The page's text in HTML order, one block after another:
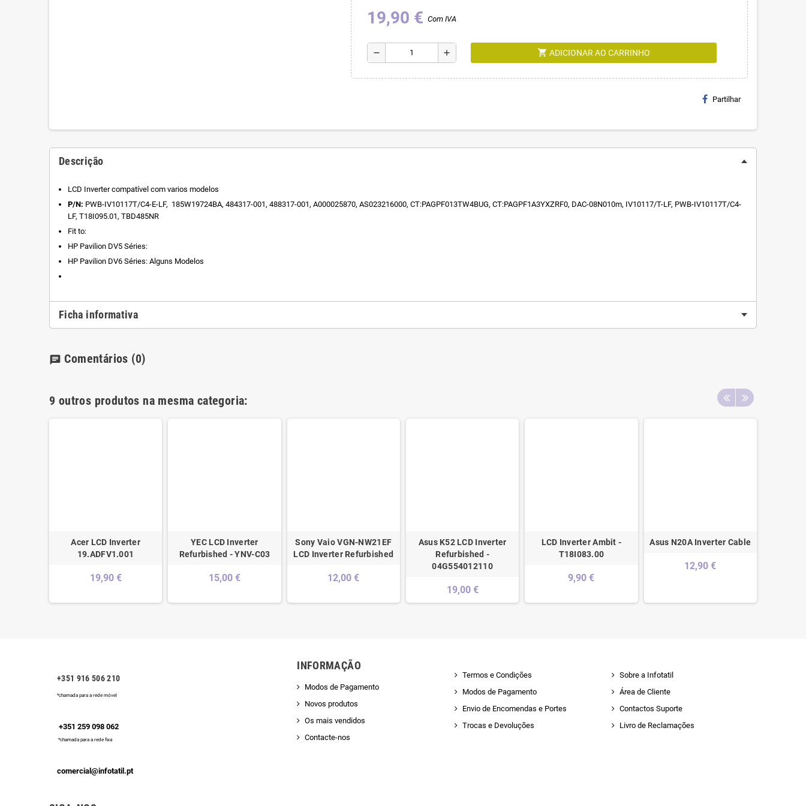
19,90 € Com IVA
remove add shopping_cart ADICIONAR AO CARRINHO
Partilhar
Descrição
LCD Inverter compatível com varios modelos
P/N: PWB-IV10117T/C4-E-LF, 185W19724BA, 484317-001, 488317-001, A000025870, AS023216000, CT:PAGPF013TW4BUG, CT:PAGPF1A3YXZRF0, DAC-08N010m, IV10117/T-LF, PWB-IV10117T/C4-
LF, T18I095.01, TBD485NR
Fit to:
HP Pavilion DV5 Séries:
HP Pavilion DV6 Séries: Alguns Modelos
Ficha informativa
chat Comentários (0)
9 outros produtos na mesma categoria:
Acer LCD Inverter
19.ADFV1.001
19,90 €
YEC LCD Inverter
Refurbished - YNV-C03
15,00 €
Sony Vaio VGN-NW21EF
LCD Inverter Refurbished
12,00 €
Asus K52 LCD Inverter
Refurbished -
04G554012110
19,00 €
LCD Inverter Ambit -
T18I083.00
9,90 €
Asus N20A Inverter Cable
12,90 €
+351 916 506 210
*chamada para a rede móvel
+351 259 098 062
*chamada para a rede fixa
comercial@infotatil.pt
INFORMAÇÃO
Modos de Pagamento
Novos produtos
Os mais vendidos
Contacte-nos
Termos e Condições
Modos de Pagamento
Envio de Encomendas e Portes
Trocas e Devoluções
Sobre a Infotatil
Área de Cliente
Contactos Suporte
Livro de Reclamações